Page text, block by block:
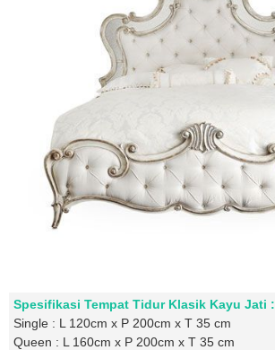
Spesifikasi Tempat Tidur Klasik Kayu Jati :
Single : L 120cm x P 200cm x T 35 cm
Queen : L 160cm x P 200cm x T 35 cm